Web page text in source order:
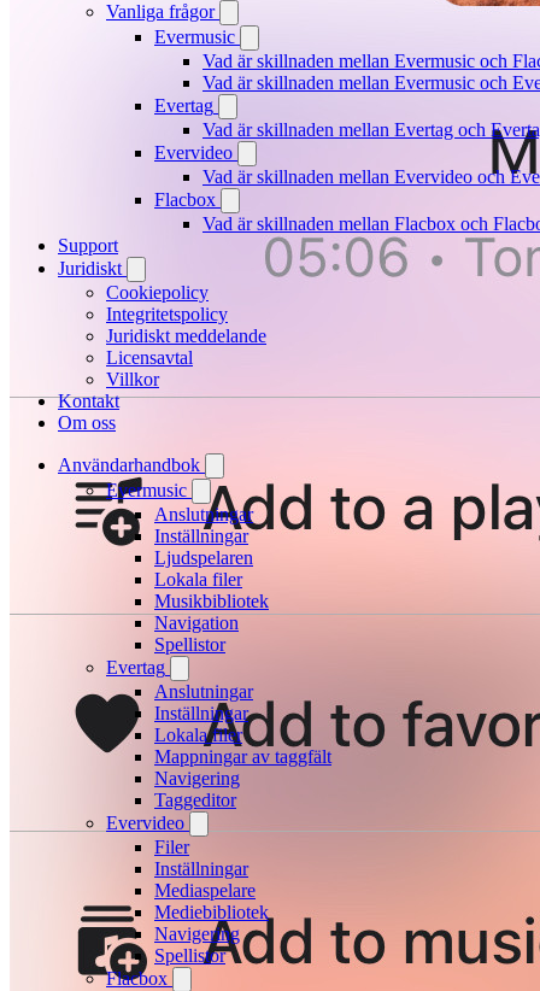
Vanliga frågor
Evermusic
Vad är skillnaden mellan Evermusic och
Vad är skillnaden mellan Evermusic och
Evertag
Vad är skillnaden mellan Evertag och
Evervideo
Vad är skillnaden mellan Evervideo och
Flacbox
Vad är skillnaden mellan Flacbox och
Support
Juridiskt
Cookiepolicy
Integritetspolicy
Juridiskt meddelande
Licensavtal
Villkor
Kontakt
Om oss
Användarhandbok
Evermusic
Anslutningar
Inställningar
Ljudspelaren
Lokala filer
Musikbibliotek
Navigation
Spellistor
Evertag
Anslutningar
Inställningar
Lokala filer
Mappningar av taggfält
Navigering
Taggeditor
Evervideo
Filer
Inställningar
Mediaspelare
Mediebibliotek
Navigering
Spellistor
Flacbox